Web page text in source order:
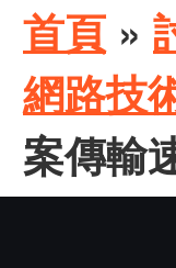
首頁 »
網路技
案傳輸